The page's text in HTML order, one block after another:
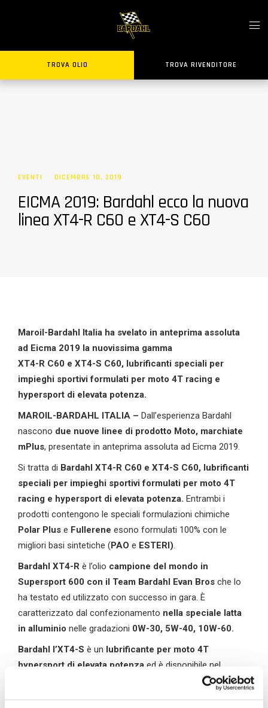
TROVA OLIO TROVA RIVENDITORE
EVENTI DICEMBRE 10, 2019
EICMA 2019: Bardahl ecco la nuova
linea XT4-R C60 e XT4-S C60
Maroil-Bardahl Italia ha svelato in anteprima assoluta
ad Eicma 2019 la nuovissima gamma
XT4-R C60 e XT4-S C60, lubrificanti speciali per
impieghi sportivi formulati per moto 4T racing e
hypersport di elevata potenza.
MAROIL-BARDAHL ITALIA – Dall’esperienza Bardahl
nascono due nuove linee di prodotto Moto, marchiate
mPlus, presentate in anteprima assoluta ad Eicma 2019.
Si tratta di Bardahl XT4-R C60 e XT4-S C60, lubrificanti
speciali per impieghi sportivi formulati per moto 4T
racing e hypersport di elevata potenza. Entrambi i
prodotti contengono le speciali formulazioni chimiche
Polar Plus e Fullerene esono formulati 100% con le
migliori basi sintetiche (PAO e ESTERI).
Bardahl XT4-R è l’olio campione del mondo in
Supersport 600 con il Team Bardahl Evan Bros che lo
ha testato ed utilizzato con successo in gara. È
caratterizzato dal confezionamento nella speciale latta
in alluminio nelle gradazioni 0W-30, 5W-40, 10W-60.
Bardahl l’XT4-S è un lubrificante per moto 4T
hypersport di elevata potenza ed è disponibile nel
5W-30, 5W-40,